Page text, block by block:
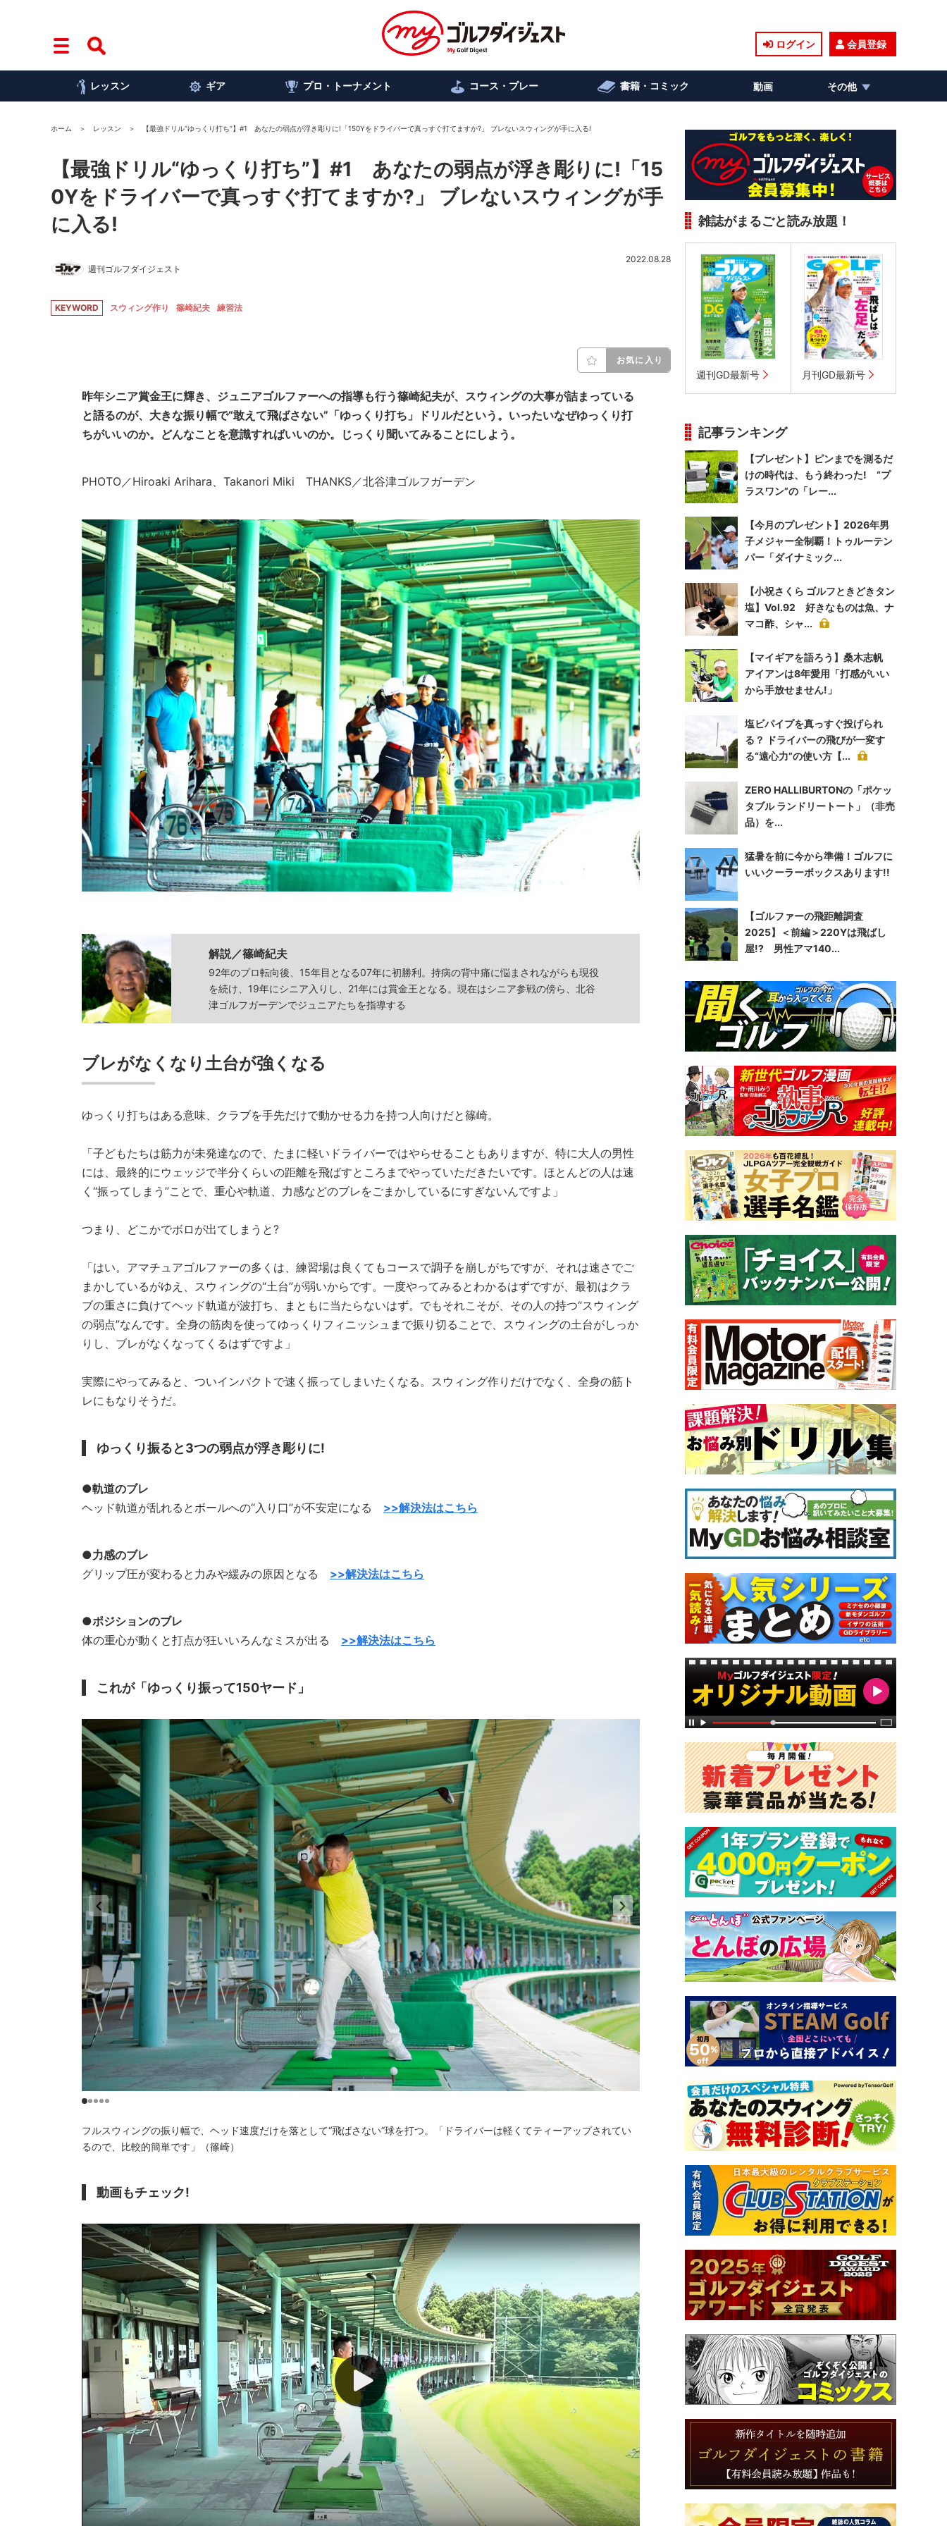
ログイン 会員登録
レッスン ギア プロ・トーナメント コース・プレー 書籍・コミック 動画 その他
ホーム レッスン 【最強ドリル“ゆっくり打ち”】#1 あなたの弱点が浮き彫りに!「150Yをドライバーで真っすぐ打てますか?」 ブレないスウィングが手に入る!
【最強ドリル“ゆっくり打ち”】#1 あなたの弱点が浮き彫りに!「15
0Yをドライバーで真っすぐ打てますか?」 ブレないスウィングが手
に入る!
週刊ゴルフダイジェスト
2022.08.28
KEYWORD スウィング作り 篠崎紀夫 練習法
お気に入り
昨年シニア賞金王に輝き、ジュニアゴルファーへの指導も行う篠崎紀夫が、スウィングの大事が詰まっている
と語るのが、大きな振り幅で“敢えて飛ばさない”「ゆっくり打ち」ドリルだという。いったいなぜゆっくり打
ちがいいのか。どんなことを意識すればいいのか。じっくり聞いてみることにしよう。
PHOTO／Hiroaki Arihara、Takanori Miki THANKS／北谷津ゴルフガーデン
解説／篠崎紀夫
92年のプロ転向後、15年目となる07年に初勝利。持病の背中痛に悩まされながらも現役
を続け、19年にシニア入りし、21年には賞金王となる。現在はシニア参戦の傍ら、北谷
津ゴルフガーデンでジュニアたちを指導する
ブレがなくなり土台が強くなる
ゆっくり打ちはある意味、クラブを手先だけで動かせる力を持つ人向けだと篠崎。
「子どもたちは筋力が未発達なので、たまに軽いドライバーではやらせることもありますが、特に大人の男性
には、最終的にウェッジで半分くらいの距離を飛ばすところまでやっていただきたいです。ほとんどの人は速
く“振ってしまう”ことで、重心や軌道、力感などのブレをごまかしているにすぎないんですよ」
つまり、どこかでボロが出てしまうと?
「はい。アマチュアゴルファーの多くは、練習場は良くてもコースで調子を崩しがちですが、それは速さでご
まかしているがゆえ、スウィングの“土台”が弱いからです。一度やってみるとわかるはずですが、最初はクラ
ブの重さに負けてヘッド軌道が波打ち、まともに当たらないはず。でもそれこそが、その人の持つ“スウィング
の弱点”なんです。全身の筋肉を使ってゆっくりフィニッシュまで振り切ることで、スウィングの土台がしっか
りし、ブレがなくなってくるはずですよ」
実際にやってみると、ついインパクトで速く振ってしまいたくなる。スウィング作りだけでなく、全身の筋ト
レにもなりそうだ。
ゆっくり振ると3つの弱点が浮き彫りに!
●軌道のブレ
ヘッド軌道が乱れるとボールへの“入り口”が不安定になる >>解決法はこちら
●力感のブレ
グリップ圧が変わると力みや緩みの原因となる >>解決法はこちら
●ポジションのブレ
体の重心が動くと打点が狂いいろんなミスが出る >>解決法はこちら
これが「ゆっくり振って150ヤード」
フルスウィングの振り幅で、ヘッド速度だけを落として“飛ばさない”球を打つ。「ドライバーは軽くてティーアップされてい
るので、比較的簡単です」（篠崎）
動画もチェック!
雑誌がまるごと読み放題！
週刊GD最新号 月刊GD最新号
記事ランキング
【プレゼント】ピンまでを測るだ
けの時代は、もう終わった! “プ
ラスワン”の「レー...
【今月のプレゼント】2026年男
子メジャー全制覇！トゥルーテン
パー「ダイナミック...
【小祝さくら ゴルフときどきタン
塩】Vol.92 好きなものは魚、ナ
マコ酢、シャ...
【マイギアを語ろう】桑木志帆
アイアンは8年愛用「打感がいい
から手放せません!」
塩ビパイプを真っすぐ投げられ
る？ ドライバーの飛びが一変す
る“遠心力”の使い方【...
ZERO HALLIBURTONの「ポケッ
タブル ランドリートート」（非売
品）を...
猛暑を前に今から準備！ゴルフに
いいクーラーボックスあります!!
【ゴルファーの飛距離調査
2025】＜前編＞220Yは飛ばし
屋!? 男性アマ140...